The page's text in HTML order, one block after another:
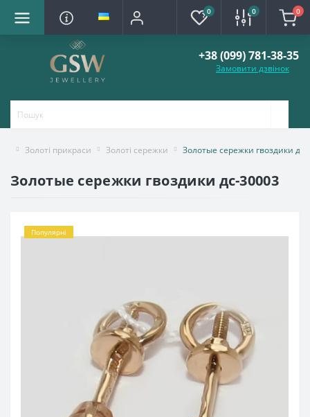
0 0 0
+38 (099) 781-38-35
Замовити дзвінок
Золоті прикраси Золоті сережки Золотые сережки гвоздики дс-
Золотые сережки гвоздики дс-30003
Популярні